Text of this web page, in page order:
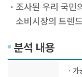
조사된 우리 국민
소비시장의 트렌
분석 내용
·